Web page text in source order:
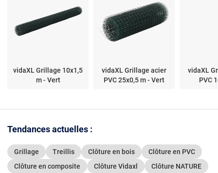
vidaXL Grillage 10x1,5
m - Vert
vidaXL Grillage acier
PVC 25x0,5 m - Vert
vidaXL
PVC
Tendances actuelles :
Grillage Treillis Clôture en bois
Clôture en PVC
Clôture en composite
Clôture Vidaxl
Clôture NATURE